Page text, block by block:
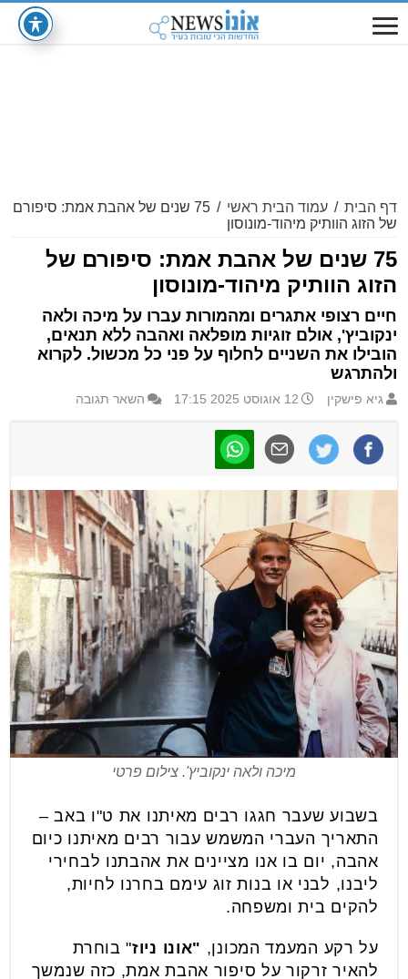
דף הבית / עמוד הבית ראשי /
75 שנים של אהבת אמת: סיפורם
של הזוג הוותיק מיהוד-מונוסון
75 שנים של אהבת אמת: סיפורם של
הזוג הוותיק מיהוד-מונוסון
חיים רצופי אתגרים ומהמורות עברו על מיכה ולאה
ינקוביץ', אולם זוגיות מופלאה ואהבה ללא תנאים,
הובילו את השניים לחלוף על פני כל מכשול. לקרוא
ולהתרגש
גיא פישקין 12 אוגוסט 2025 17:15 השאר תגובה
מיכה ולאה ינקוביץ'. צילום פרטי
בשבוע שעבר חגגו רבים מאיתנו את ט"ו באב –
התאריך העברי המשמש עבור רבים מאיתנו כיום
אהבה, יום בו אנו מציינים את אהבתנו לבחירי
ליבנו, לבני או בנות זוג עימם בחרנו לחיות,
להקים בית ומשפחה.
על רקע המעמד המכונן, "אונו ניוז" בוחרת
להאיר זרקור על סיפור אהבת אמת, כזה שנמשך